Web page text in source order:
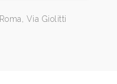
Roma, Via Giolitti